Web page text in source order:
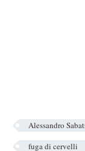
Alessandro
fuga di cervelli